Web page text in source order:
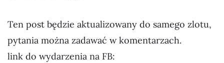
Ten post będzie aktualizowany do samego zlotu,
pytania można zadawać w komentarzach.
link do wydarzenia na FB: